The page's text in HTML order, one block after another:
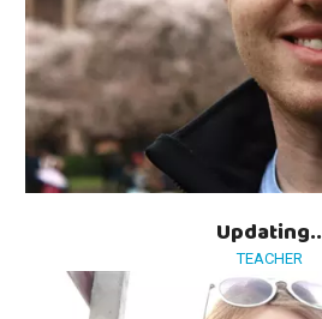
Updating..
TEACHER